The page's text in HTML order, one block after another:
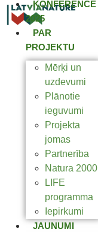
KONFERENCE
2025
PAR
PROJEKTU
Mērķi un
uzdevumi
Plānotie
ieguvumi
Projekta
jomas
Partnerība
Natura 2000
LIFE
programma
Iepirkumi
JAUNUMI